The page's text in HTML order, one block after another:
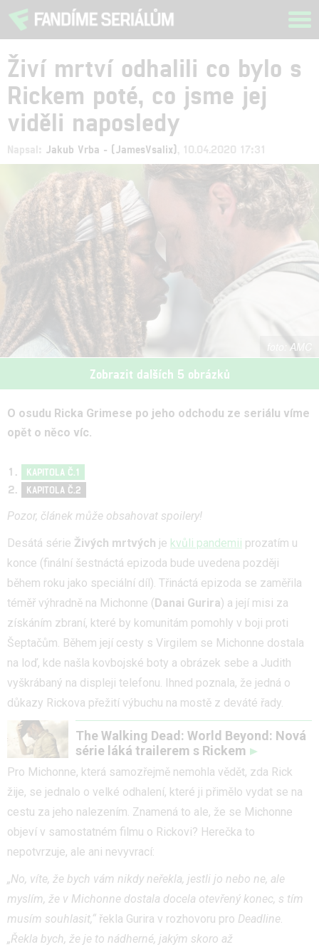
Živí mrtví odhalili co bylo s
Rickem poté, co jsme jej
viděli naposledy
Napsal: Jakub Vrba - (JamesVsalix) , 10.04.2020 17:31
AMC
Zobrazit dalších 5 obrázků
O osudu Ricka Grimese po jeho odchodu ze seriálu víme
opět o něco víc.
KAPITOLA Č.1
KAPITOLA Č.2
Pozor, článek může obsahovat spoilery!
Desátá série Živých mrtvých je kvůli pandemii prozatím u
konce (finální šestnáctá epizoda bude uvedena později
během roku jako speciální díl). Třináctá epizoda se zaměřila
téměř výhradně na Michonne ( Danai Gurira) a její misi za
získáním zbraní, které by komunitám pomohly v boji proti
Šeptačům. Během její cesty s Virgilem se Michonne dostala
na loď, kde našla kovbojské boty a obrázek sebe a Judith
vyškrábaný na displeji telefonu. Ihned poznala, že jedná o
důkazy Rickova přežití výbuchu na mostě z deváté řady.
The Walking Dead: World Beyond: Nová
série láká trailerem s Rickem
Pro Michonne, která samozřejmě nemohla vědět, zda Rick
žije, se jednalo o velké odhalení, které ji přimělo vydat se na
cestu za jeho nalezením. Znamená to ale, že se Michonne
objeví v samostatném filmu o Rickovi? Herečka to
nepotvrzuje, ale ani nevyvrací:
„No, víte, že bych vám nikdy neřekla, jestli jo nebo ne, ale
myslím, že v Michonne dostala docela otevřený konec, s tím
musím souhlasit,“ řekla Gurira v rozhovoru pro Deadline.
„Řekla bych, že je to nádherné, jakým skoro až